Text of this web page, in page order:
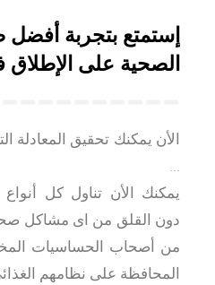
إستمتع بتجربة
الصحية على
الأن يمكنك تحقيق المعادلة
...
يمكنك الأن تناول كل
دون القلق من اى مشاكل
من أصحاب الحساسيات
المحافظة على نظامهم